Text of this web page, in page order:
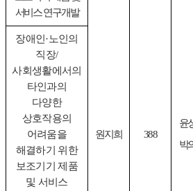
서비스 연구개발
원지희 388
윤
박
장애인·노인의
직장/
사회생활에서의
타인과의
다양한
상호작용의
어려움을
해결하기 위한
보조기기 제품
및 서비스